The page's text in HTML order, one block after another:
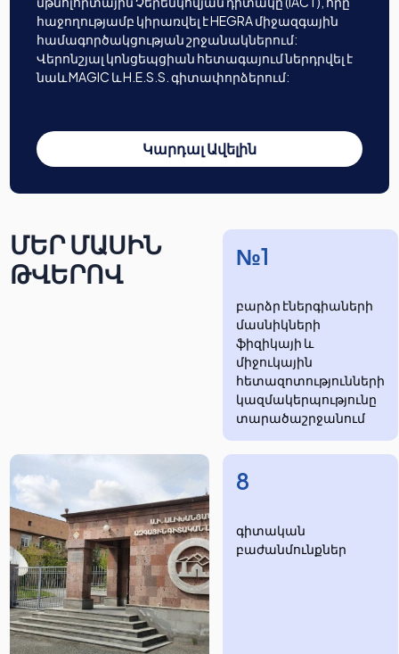
հաջողությամբ կիրառվել է HEGRA միջազգային
համագործակցության շրջանակներում:
Վերոնշյալ կոնցեպցիան հետագայում ներդրվել է
նաև MAGIC և H.E.S.S. գիտափորձերում:
Կարդալ Ավելին
ՄԵՐ ՄԱՍԻՆ
ԹՎԵՐՈՎ
№1
բարձր էներգիաների
մասնիկների
ֆիզիկայի և
միջուկային
հետազոտությունների
​​​​կազմակերպությունը
տարածաշրջանում
8
​​​գիտական
բաժանմունքներ